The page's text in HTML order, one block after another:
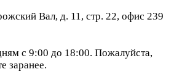
Вал, д. 11, стр. 22, офис 239
с 9:00 до 18:00. Пожалуйста,
заранее.